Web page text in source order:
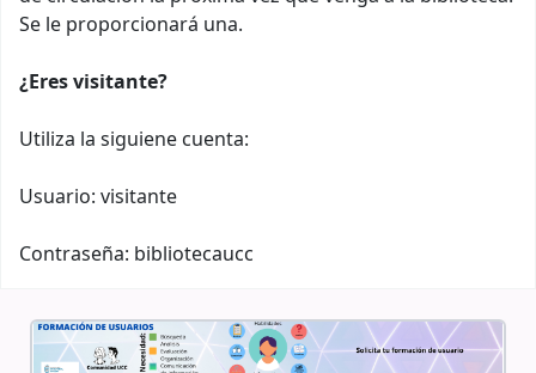
Se le proporcionará una.
¿Eres visitante?
Utiliza la siguiene cuenta:
Usuario: visitante
Contraseña: bibliotecaucc